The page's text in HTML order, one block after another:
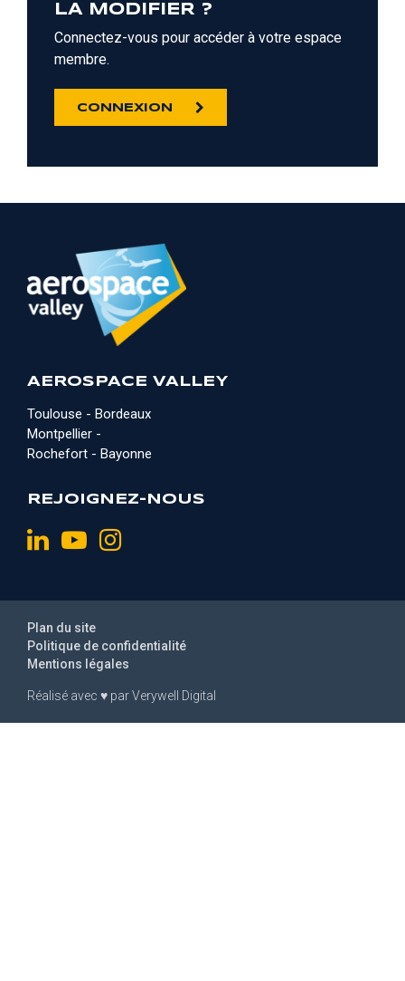
LA MODIFIER ?
Connectez-vous pour accéder à votre espace
membre.
CONNEXION
AEROSPACE VALLEY
Toulouse - Bordeaux
Montpellier -
Rochefort - Bayonne
REJOIGNEZ-NOUS
Réalisé avec ♥ parVerywell Digital
Mentions légales
Politique de confidentialité
Plan du site